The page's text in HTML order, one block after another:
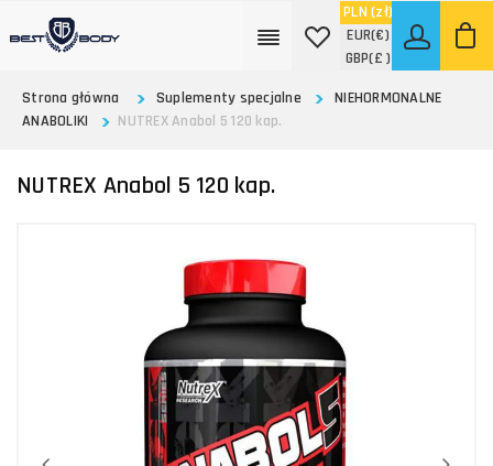
PLN (zł)
EUR(€)
GBP(£ )
Strona główna
Suplementy specjalne
NIEHORMONALNE
ANABOLIKI
NUTREX Anabol 5 120 kap.
NUTREX Anabol 5 120 kap.